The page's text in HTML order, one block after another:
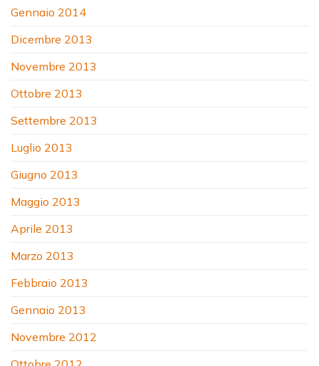
Gennaio 2014
Dicembre 2013
Novembre 2013
Ottobre 2013
Settembre 2013
Luglio 2013
Giugno 2013
Maggio 2013
Aprile 2013
Marzo 2013
Febbraio 2013
Gennaio 2013
Novembre 2012